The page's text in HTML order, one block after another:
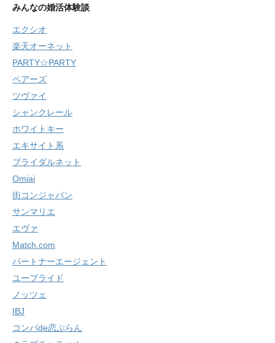
みんなの婚活体験談
エクシオ
楽天オーネット
PARTY☆PARTY
ペアーズ
ツヴァイ
シャンクレール
ホワイトキー
エキサイト系
ブライダルネット
Omiai
街コンジャパン
サンマリエ
エヴァ
Match.com
パートナーエージェント
ユーブライド
ノッツェ
IBJ
コンパde恋ぷらん